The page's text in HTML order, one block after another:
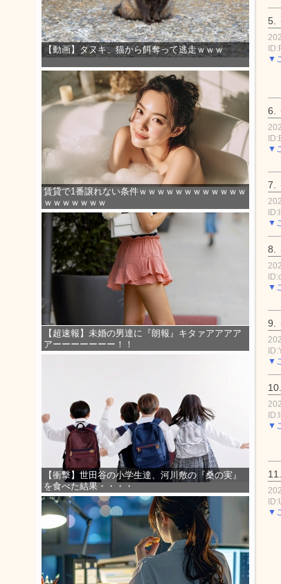
【動画】タヌキ、猫から餌奪って逃走ｗｗｗ
賃貸で1番譲れない条件ｗｗｗｗｗｗｗｗｗｗｗｗ
ｗｗｗｗｗｗｗ
【超速報】未婚の男達に『朗報』キタァアアアア
アーーーーーーー！！
【衝撃】世田谷の小学生達、河川敷の『桑の実』
を食べた結果・・・・
5.
▼
6.
▼
7.
▼
8.
▼
9.
▼
10.
▼
11.
▼